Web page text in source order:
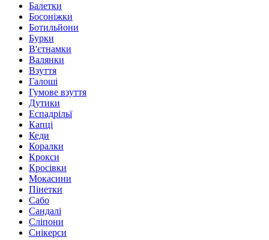
Балетки
Босоніжки
Ботильйони
Бурки
В'єтнамки
Валянки
Взуття
Галоші
Гумове взуття
Дутики
Еспадрільї
Капці
Кеди
Коралки
Крокси
Кросівки
Мокасини
Пінетки
Сабо
Сандалі
Сліпони
Снікерси